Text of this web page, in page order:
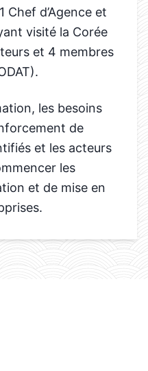
Chef d’Agence et
visité la Corée
et 4 membres
les besoins
de
et les acteurs
les
et de mise en